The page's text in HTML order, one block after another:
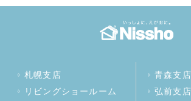
札幌支店
リビングショールーム
青森支店
弘前支店